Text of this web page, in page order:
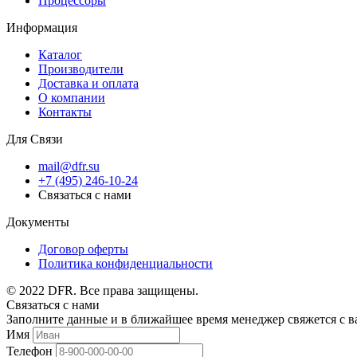
Информация
Каталог
Производители
Доставка и оплата
О компании
Контакты
Для Связи
mail@dfr.su
+7 (495) 246-10-24
Связаться с нами
Документы
Договор оферты
Политика конфиденциальности
© 2022 DFR. Все права защищены.
Связаться с нами
Заполните данные и в ближайшее время менеджер свяжется с
Имя
Телефон